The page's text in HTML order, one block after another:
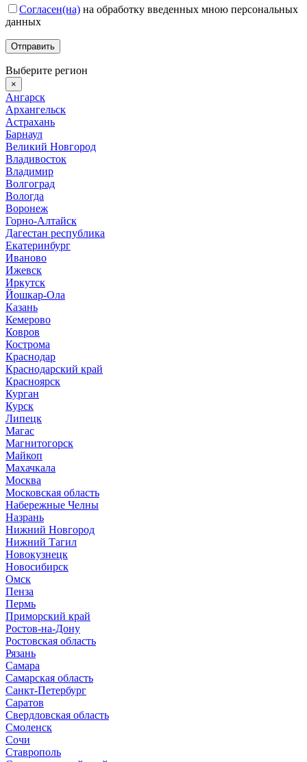
Согласен(на) на обработку введенных мною персональных
данных
Выберите регион
×
Ангарск
Архангельск
Астрахань
Барнаул
Великий Новгород
Владивосток
Владимир
Волгоград
Вологда
Воронеж
Горно-Алтайск
Дагестан республика
Екатеринбург
Иваново
Ижевск
Иркутск
Йошкар-Ола
Казань
Кемерово
Ковров
Кострома
Краснодар
Краснодарский край
Красноярск
Курган
Курск
Липецк
Магас
Магнитогорск
Майкоп
Махачкала
Москва
Московская область
Набережные Челны
Назрань
Нижний Новгород
Нижний Тагил
Новокузнецк
Новосибирск
Омск
Пенза
Пермь
Приморский край
Ростов-на-Дону
Ростовская область
Рязань
Самара
Самарская область
Санкт-Петербург
Саратов
Свердловская область
Смоленск
Сочи
Ставрополь